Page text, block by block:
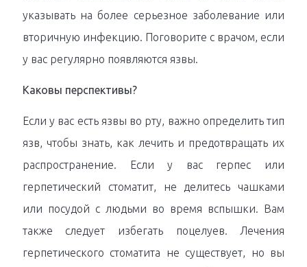
указывать на более серьезное заболевание или
вторичную инфекцию. Поговорите с врачом, если
у вас регулярно появляются язвы.
Каковы перспективы?
Если у вас есть язвы во рту, важно определить тип
язв, чтобы знать, как лечить и предотвращать их
распространение. Если у вас герпес или
герпетический стоматит, не делитесь чашками
или посудой с людьми во время вспышки. Вам
также следует избегать поцелуев. Лечения
герпетического стоматита не существует, но вы